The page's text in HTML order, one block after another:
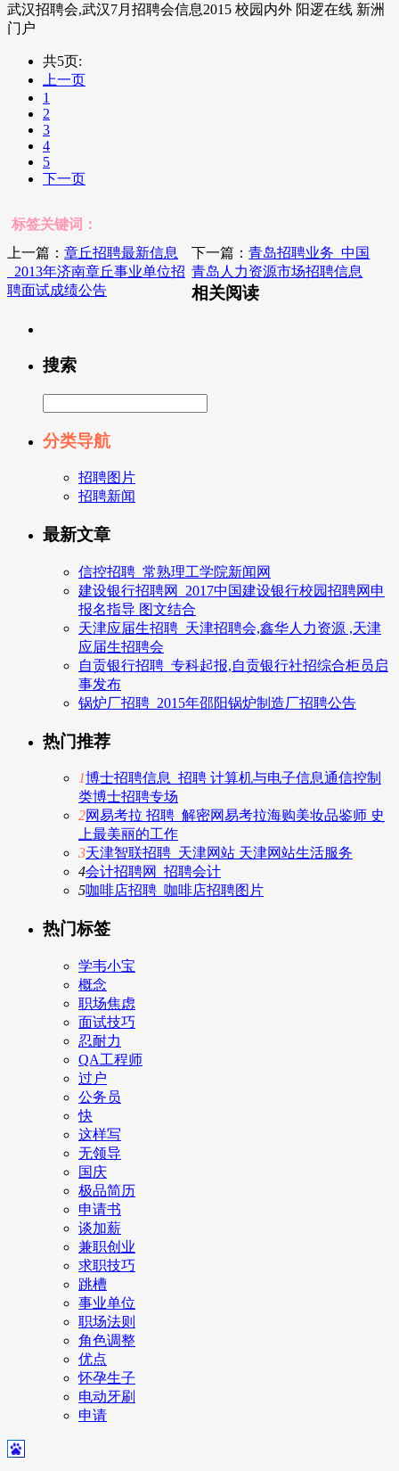
武汉招聘会,武汉7月招聘会信息2015 校园内外 阳逻在线 新洲
门户
共5页:
上一页
1
2
3
4
5
下一页
标签关键词：
上一篇： 章丘招聘最新信息
_2013年济南章丘事业单位招
聘面试成绩公告
下一篇：青岛招聘业务_中国
青岛人力资源市场招聘信息
相关阅读
搜索
分类导航
招聘图片
招聘新闻
最新文章
信控招聘_常熟理工学院新闻网
建设银行招聘网_2017中国建设银行校园招聘网申
报名指导 图文结合
天津应届生招聘_天津招聘会,鑫华人力资源 ,天津
应届生招聘会
自贡银行招聘_专科起报,自贡银行社招综合柜员启
事发布
锅炉厂招聘_2015年邵阳锅炉制造厂招聘公告
热门推荐
1博士招聘信息_招聘 计算机与电子信息通信控制
类博士招聘专场
2网易考拉 招聘_解密网易考拉海购美妆品鉴师 史
上最美丽的工作
3天津智联招聘_天津网站 天津网站生活服务
4会计招聘网_招聘会计
5咖啡店招聘_咖啡店招聘图片
热门标签
学韦小宝
概念
职场焦虑
面试技巧
忍耐力
QA工程师
过户
公务员
快
这样写
无领导
国庆
极品简历
申请书
谈加薪
兼职创业
求职技巧
跳槽
事业单位
职场法则
角色调整
优点
怀孕生子
电动牙刷
申请